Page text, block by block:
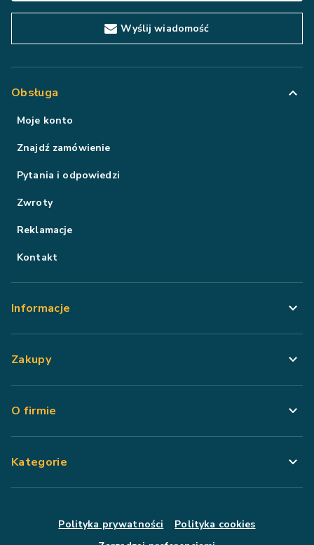
Wyślij wiadomość
Obsługa
Moje konto
Znajdź zamówienie
Pytania i odpowiedzi
Zwroty
Reklamacje
Kontakt
Informacje
Zakupy
O firmie
Kategorie
Polityka prywatności
Polityka cookies